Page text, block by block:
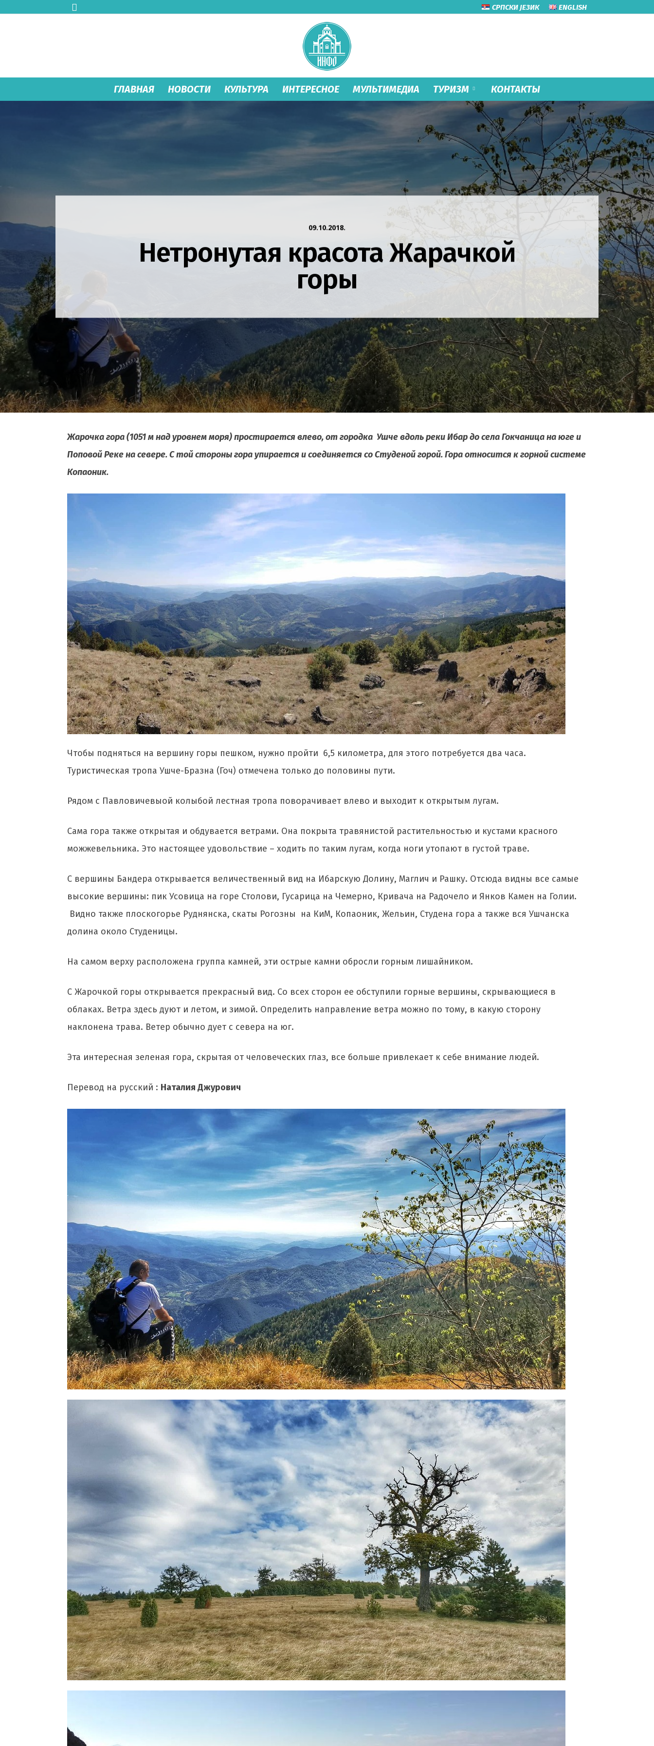
СРПСКИ ЈЕЗИК ENGLISH
Студеница
ГЛАВНАЯ НОВОСТИ КУЛЬТУРА ИНТЕРЕСНОЕ МУЛЬТИМЕДИА ТУРИЗМ КОНТАКТЫ
09.10.2018.
Нетронутая красота Жарачкой
горы
Жарочка гора (1051 м над уровнем моря) простирается влево, от городка Ушче вдоль реки Ибар до села Гокчаница на юге и
Поповой Реке на севере. С той стороны гора упирается и соединяется со Студеной горой. Гора относится к горной системе
Копаоник.
Чтобы подняться на вершину горы пешком, нужно пройти 6,5 километра, для этого потребуется два часа.
Туристическая тропа Ушче-Бразна (Гоч) отмечена только до половины пути.
Рядом с Павловичевыой колыбой лестная тропа поворачивает влево и выходит к открытым лугам.
Сама гора также открытая и обдувается ветрами. Она покрыта травянистой растительностью и кустами красного
можжевельника. Это настоящее удовольствие – ходить по таким лугам, когда ноги утопают в густой траве.
С вершины Бандера открывается величественный вид на Ибарскую Долину, Маглич и Рашку. Отсюда видны все самые
высокие вершины: пик Усовица на горе Столови, Гусарица на Чемерно, Кривача на Радочело и Янков Камен на Голии.
Видно также плоскогорье Руднянска, скаты Рогозны на КиМ, Копаоник, Жельин, Студена гора а также вся Ушчанска
долина около Студеницы.
На самом верху расположена группа камней, эти острые камни обросли горным лишайником.
С Жарочкой горы открывается прекрасный вид. Со всех сторон ее обступили горные вершины, скрывающиеся в
облаках. Ветра здесь дуют и летом, и зимой. Определить направление ветра можно по тому, в какую сторону
наклонена трава. Ветер обычно дует с севера на юг.
Эта интересная зеленая гора, скрытая от человеческих глаз, все больше привлекает к себе внимание людей.
Перевод на русский : Наталия Джурович